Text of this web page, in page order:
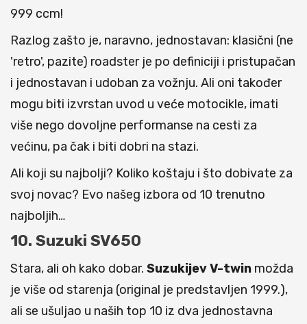
999 ccm!
Razlog zašto je, naravno, jednostavan: klasični (ne
'retro', pazite) roadster je po definiciji i pristupačan
i jednostavan i udoban za vožnju. Ali oni također
mogu biti izvrstan uvod u veće motocikle, imati
više nego dovoljne performanse na cesti za
većinu, pa čak i biti dobri na stazi.
Ali koji su najbolji? Koliko koštaju i što dobivate za
svoj novac? Evo našeg izbora od 10 trenutno
najboljih…
10. Suzuki SV650
Stara, ali oh kako dobar. Suzukijev V-twin možda
je više od starenja (original je predstavljen 1999.),
ali se ušuljao u naših top 10 iz dva jednostavna